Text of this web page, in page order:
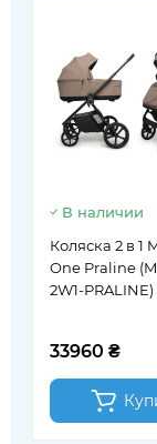
В наличии
Коляска 2 в 1
One Praline
2W1-PRALINE)
33960 ₴